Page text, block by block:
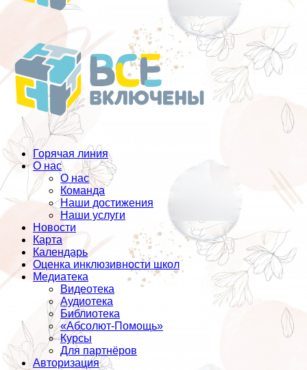
Горячая линия
О нас
О нас
Команда
Наши достижения
Наши услуги
Новости
Карта
Календарь
Оценка инклюзивности школ
Медиатека
Видеотека
Аудиотека
Библиотека
«Абсолют-Помощь»
Курсы
Для партнёров
Авторизация